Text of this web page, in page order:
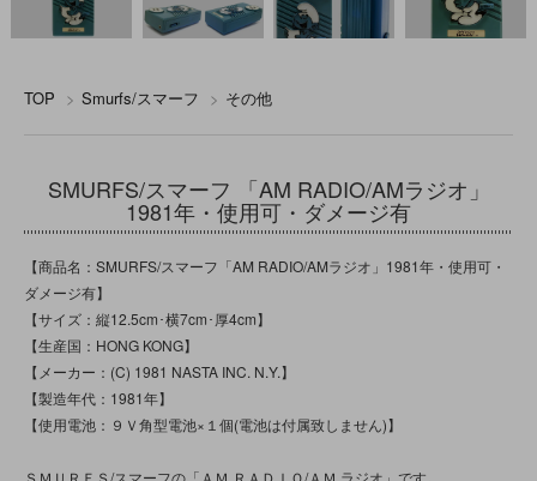
TOP > Smurfs/スマーフ > その他
SMURFS/スマーフ 「AM RADIO/AMラジオ」
1981年・使用可・ダメージ有
【商品名：SMURFS/スマーフ「AM RADIO/AMラジオ」1981年・使用可・
ダメージ有】
【サイズ：縦12.5cm･横7cm･厚4cm】
【生産国：HONG KONG】
【メーカー：(C) 1981 NASTA INC. N.Y.】
【製造年代：1981年】
【使用電池：９Ｖ角型電池×１個(電池は付属致しません)】
ＳＭＵＲＦＳ/スマーフの「ＡＭ ＲＡＤＩＯ/ＡＭ ラジオ」です。